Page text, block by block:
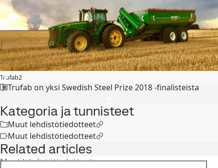
Trufab2
Trufab on yksi Swedish Steel Prize 2018 -finalisteista
Kategoria ja tunnisteet
Muut lehdistötiedotteet
Muut lehdistötiedotteet
Related articles
Muut lehdistötiedotteet